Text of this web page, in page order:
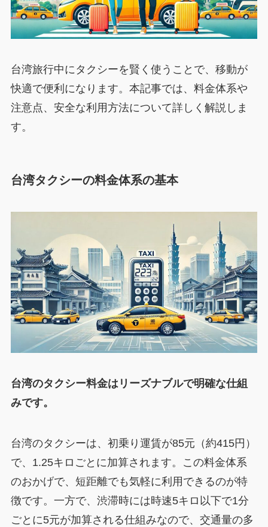
台湾旅行中にタクシーを賢く使うことで、移動が
快適で便利になります。本記事では、料金体系や
注意点、安全な利用方法について詳しく解説しま
す。
台湾タクシーの料金体系の基本
台湾のタクシー料金はリーズナブルで明確な仕組
みです。
台湾のタクシーは、初乗り運賃が85元（約415円）
で、1.25キロごとに加算されます。この料金体系
のおかげで、短距離でも気軽に利用できるのが特
徴です。一方で、渋滞時には時速5キロ以下で1分
ごとに5元が加算される仕組みなので、交通量の多